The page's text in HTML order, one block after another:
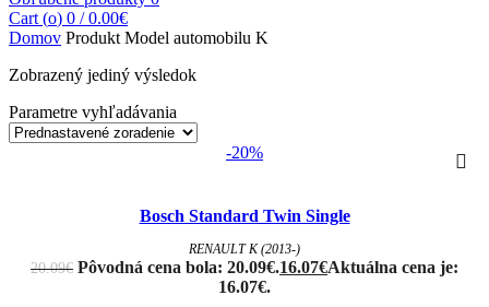
Cart (o) 0 / 0.00€
Domov Produkt Model automobilu K
Zobrazený jediný výsledok
Parametre vyhľadávania
-20%
Bosch Standard Twin Single
RENAULT K (2013-)
20.09€ Pôvodná cena bola: 20.09€.16.07€Aktuálna cena je:
16.07€.